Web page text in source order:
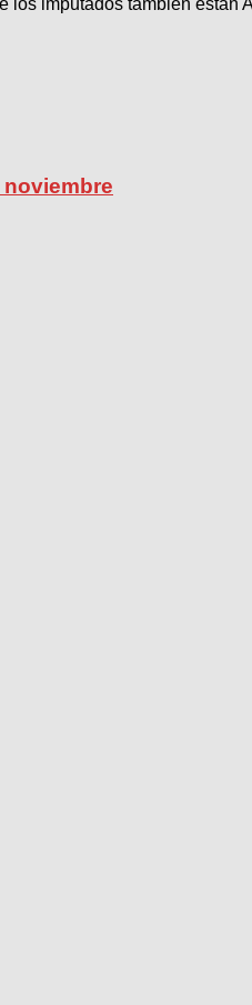
imputados también están
noviembre